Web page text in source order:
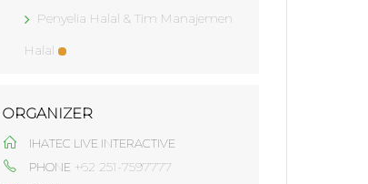
Penyelia Halal & Tim Manajemen
Halal
ORGANIZER
IHATEC LIVE INTERACTIVE
PHONE +62 251-7597777